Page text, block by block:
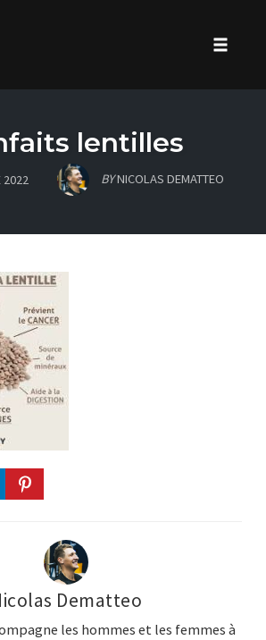
lentilles
2022 BYNICOLAS DEMATTEO
Dematteo
les hommes et les femmes à